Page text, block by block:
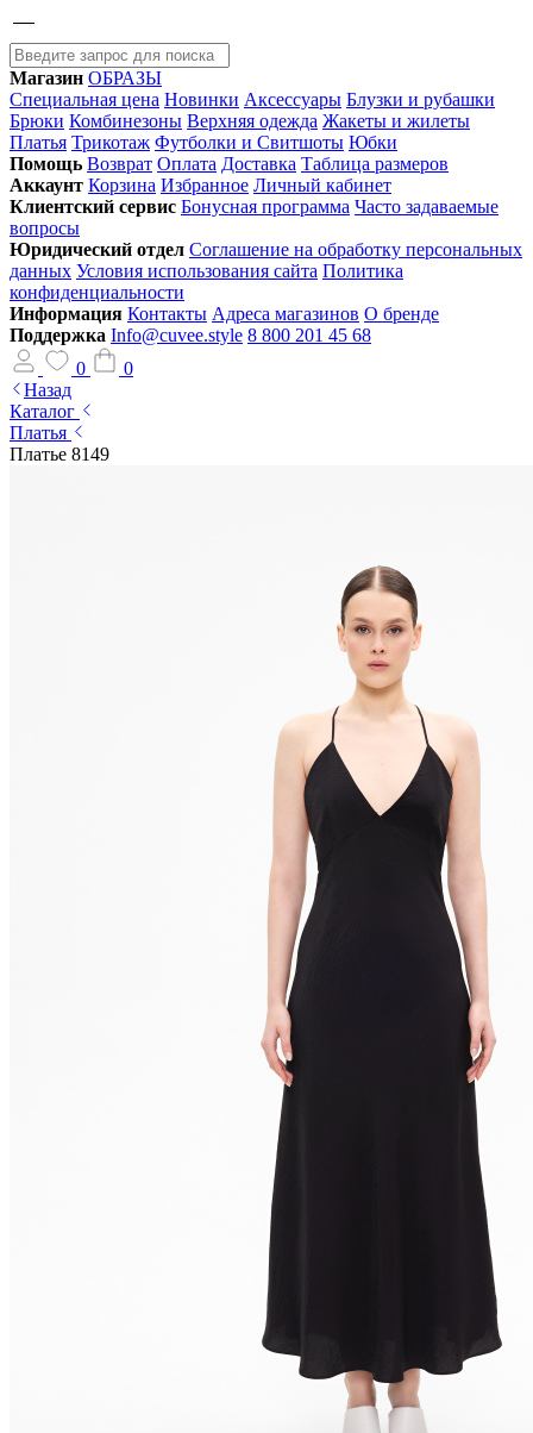
Магазин ОБРАЗЫ
Специальная цена Новинки Аксессуары Блузки и рубашки
Брюки Комбинезоны Верхняя одежда Жакеты и жилеты
Платья Трикотаж Футболки и Свитшоты Юбки
Помощь Возврат Оплата Доставка Таблица размеров
Аккаунт Корзина Избранное Личный кабинет
Клиентский сервис Бонусная программа Часто задаваемые
вопросы
Юридический отдел Соглашение на обработку персональных
данных Условия использования сайта Политика
конфиденциальности
Информация Контакты Адреса магазинов О бренде
Поддержка Info@cuvee.style 8 800 201 45 68
0
0
Назад
Каталог
Платья
Платье 8149